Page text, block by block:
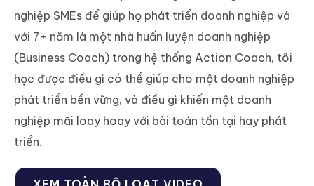
nghiệp SMEs để giúp họ phát triển doanh nghiệp và
với 7+ năm là một nhà huấn luyện doanh nghiệp
(Business Coach) trong hệ thống Action Coach, tôi
học được điều gì có thể giúp cho một doanh nghiệp
phát triển bền vững, và điều gì khiến một doanh
nghiệp mãi loay hoay với bài toán tồn tại hay phát
triển.